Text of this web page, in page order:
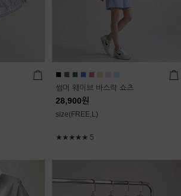
썸머 웨이브 바스락 쇼츠
28,900원
size(FREE,L)
★★★★★ 5